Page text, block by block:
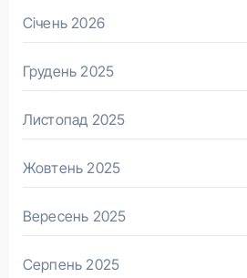
Січень 2026
Грудень 2025
Листопад 2025
Жовтень 2025
Вересень 2025
Серпень 2025